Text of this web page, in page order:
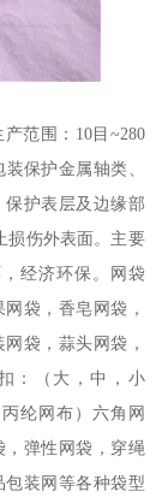
范围：10目~280
保护金属轴类、
护表层及边缘部
损伤外表面。主要
经济环保。网袋
袋，香皂网袋，
袋，蒜头网袋，
：（大，中，小
纶网布）六角网
弹性网袋，穿绳
装网等各种袋型